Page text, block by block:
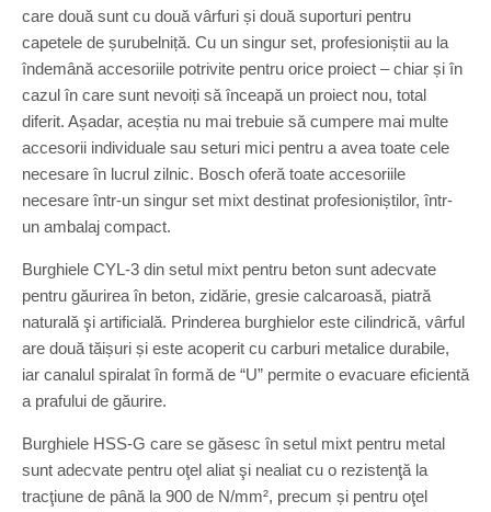
care două sunt cu două vârfuri și două suporturi pentru
capetele de șurubelniță. Cu un singur set, profesioniștii au la
îndemână accesoriile potrivite pentru orice proiect – chiar și în
cazul în care sunt nevoiți să înceapă un proiect nou, total
diferit. Așadar, aceștia nu mai trebuie să cumpere mai multe
accesorii individuale sau seturi mici pentru a avea toate cele
necesare în lucrul zilnic. Bosch oferă toate accesoriile
necesare într-un singur set mixt destinat profesioniștilor, într-
un ambalaj compact.
Burghiele CYL-3 din setul mixt pentru beton sunt adecvate
pentru găurirea în beton, zidărie, gresie calcaroasă, piatră
naturală şi artificială. Prinderea burghielor este cilindrică, vârful
are două tăișuri și este acoperit cu carburi metalice durabile,
iar canalul spiralat în formă de “U” permite o evacuare eficientă
a prafului de găurire.
Burghiele HSS-G care se găsesc în setul mixt pentru metal
sunt adecvate pentru oţel aliat şi nealiat cu o rezistenţă la
tracţiune de până la 900 de N/mm², precum și pentru oţel